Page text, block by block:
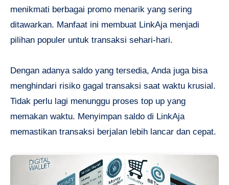
menikmati berbagai promo menarik yang sering
ditawarkan. Manfaat ini membuat LinkAja menjadi
pilihan populer untuk transaksi sehari-hari.
Dengan adanya saldo yang tersedia, Anda juga bisa
menghindari risiko gagal transaksi saat waktu krusial.
Tidak perlu lagi menunggu proses top up yang
memakan waktu. Menyimpan saldo di LinkAja
memastikan transaksi berjalan lebih lancar dan cepat.